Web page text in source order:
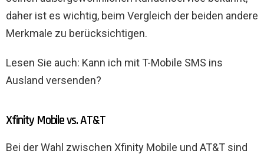
daher ist es wichtig, beim Vergleich der beiden andere
Merkmale zu berücksichtigen.
Lesen Sie auch: Kann ich mit T-Mobile SMS ins
Ausland versenden?
Xfinity Mobile vs. AT&T
Bei der Wahl zwischen Xfinity Mobile und AT&T sind